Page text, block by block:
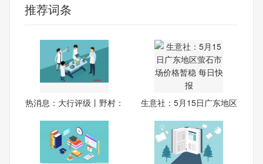
推荐词条
热消息：大行评级丨野村：
生意社：5月15日广东地区